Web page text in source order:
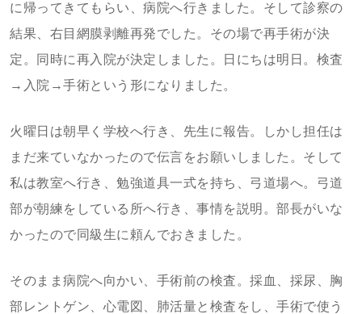
に帰ってきてもらい、病院へ行きました。そして診察の
結果、右目網膜剥離再発でした。その場で再手術が決
定。同時に再入院が決定しました。日にちは明日。検査
→入院→手術という形になりました。
火曜日は朝早く学校へ行き、先生に報告。しかし担任は
まだ来ていなかったので伝言をお願いしました。そして
私は教室へ行き、勉強道具一式を持ち、弓道場へ。弓道
部が朝練をしている所へ行き、事情を説明。部長がいな
かったので同級生に頼んでおきました。
そのまま病院へ向かい、手術前の検査。採血、採尿、胸
部レントゲン、心電図、肺活量と検査をし、手術で使う